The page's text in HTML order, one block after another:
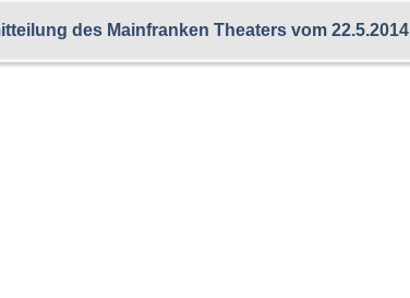
des Mainfranken Theaters vom 22.5.2014